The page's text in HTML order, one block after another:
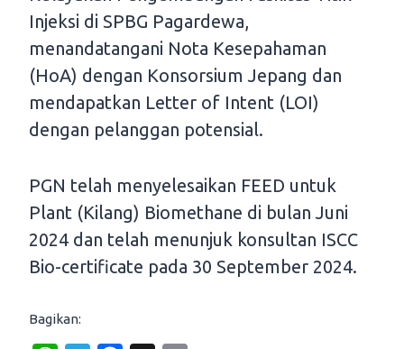
Injeksi di SPBG Pagardewa,
menandatangani Nota Kesepahaman
(HoA) dengan Konsorsium Jepang dan
mendapatkan Letter of Intent (LOI)
dengan pelanggan potensial.
PGN telah menyelesaikan FEED untuk
Plant (Kilang) Biomethane di bulan Juni
2024 dan telah menunjuk konsultan ISCC
Bio-certificate pada 30 September 2024.
Bagikan: